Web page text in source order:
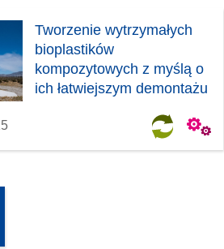
Tworzenie wytrzymałych
bioplastików
kompozytowych z myślą o
ich łatwiejszym demontażu